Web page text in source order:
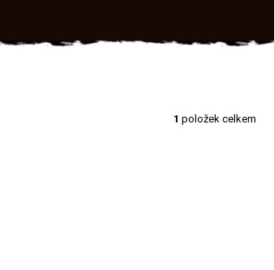
1 položek celkem